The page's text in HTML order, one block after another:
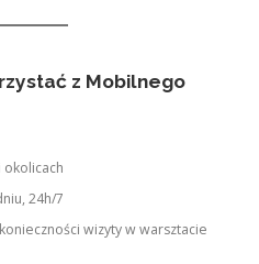
z Mobilnego
24h/7
wizyty w warsztacie